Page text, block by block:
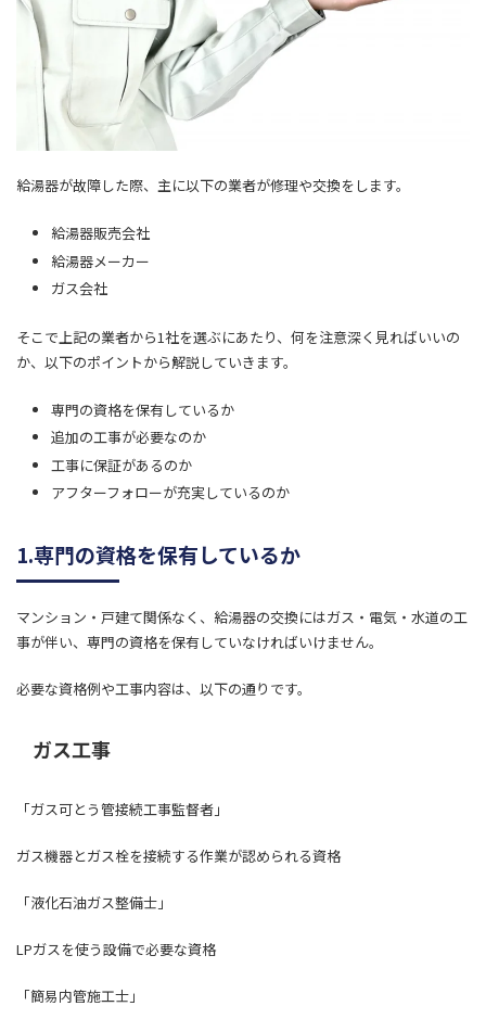
給湯器が故障した際、主に以下の業者が修理や交換をします。
給湯器販売会社
給湯器メーカー
ガス会社
そこで上記の業者から1社を選ぶにあたり、何を注意深く見ればいいの
か、以下のポイントから解説していきます。
専門の資格を保有しているか
追加の工事が必要なのか
工事に保証があるのか
アフターフォローが充実しているのか
1.専門の資格を保有しているか
マンション・戸建て関係なく、給湯器の交換にはガス・電気・水道の工
事が伴い、専門の資格を保有していなければいけません。
必要な資格例や工事内容は、以下の通りです。
ガス工事
「ガス可とう管接続工事監督者」
ガス機器とガス栓を接続する作業が認められる資格
「液化石油ガス整備士」
LPガスを使う設備で必要な資格
「簡易内管施工士」